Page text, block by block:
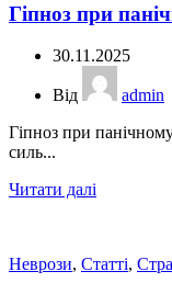
Гіпноз при
30.11.2025
Від
admin
Гіпноз при
силь...
Читати далі
Неврози, Статті,